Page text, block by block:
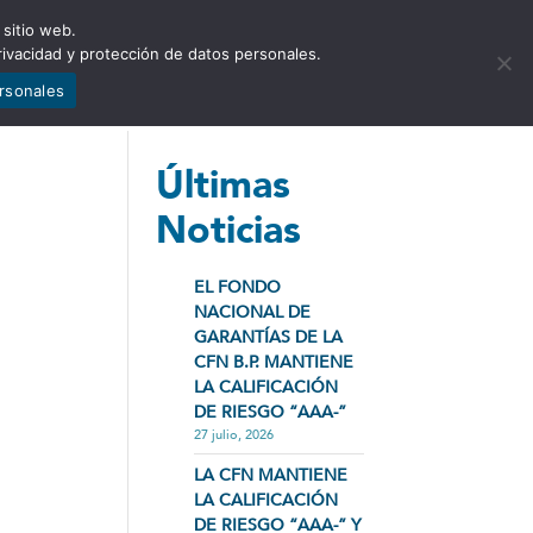
NOTICIAS CONTÁCTENOS
Últimas
Noticias
EL FONDO
NACIONAL DE
GARANTÍAS DE LA
CFN B.P. MANTIENE
LA CALIFICACIÓN
DE RIESGO “AAA-”
27 julio, 2026
LA CFN MANTIENE
LA CALIFICACIÓN
DE RIESGO “AAA-” Y
sitio web.
y protección de datos personales.